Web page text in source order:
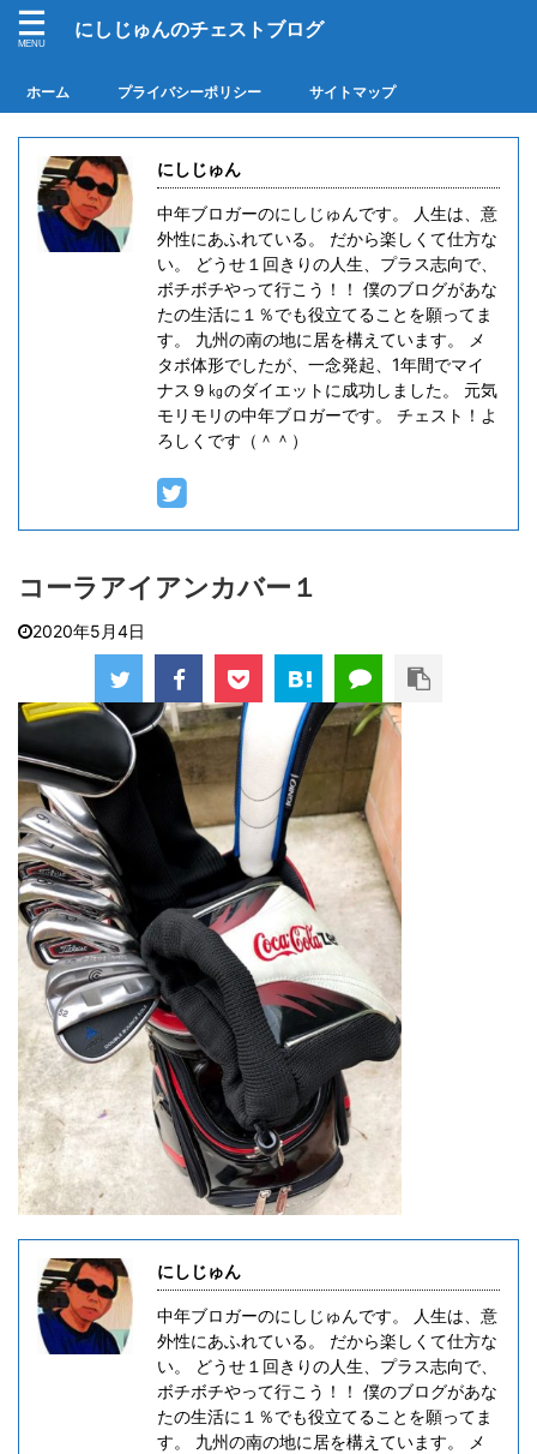
にしじゅんのチェストブログ
ホーム プライバシーポリシー サイトマップ
にしじゅん
中年ブロガーのにしじゅんです。 人生は、意
外性にあふれている。 だから楽しくて仕方な
い。 どうせ１回きりの人生、プラス志向で、
ボチボチやって行こう！！ 僕のブログがあな
たの生活に１％でも役立てることを願ってま
す。 九州の南の地に居を構えています。 メ
タボ体形でしたが、一念発起、1年間でマイ
ナス９㎏のダイエットに成功しました。 元気
モリモリの中年ブロガーです。 チェスト！よ
ろしくです（＾＾）
コーラアイアンカバー１
2020年5月4日
にしじゅん
中年ブロガーのにしじゅんです。 人生は、意
外性にあふれている。 だから楽しくて仕方な
い。 どうせ１回きりの人生、プラス志向で、
ボチボチやって行こう！！ 僕のブログがあな
たの生活に１％でも役立てることを願ってま
す。 九州の南の地に居を構えています。 メ